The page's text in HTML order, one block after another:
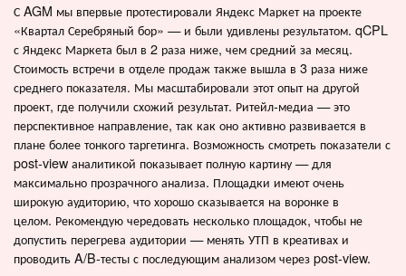
С AGM мы впервые протестировали Яндекс Маркет на проекте
«Квартал Серебряный бор» — и были удивлены результатом. qCPL
с Яндекс Маркета был в 2 раза ниже, чем средний за месяц.
Стоимость встречи в отделе продаж также вышла в 3 раза ниже
среднего показателя. Мы масштабировали этот опыт на другой
проект, где получили схожий результат. Ритейл-медиа — это
перспективное направление, так как оно активно развивается в
плане более тонкого таргетинга. Возможность смотреть показатели с
post-view аналитикой показывает полную картину — для
максимально прозрачного анализа. Площадки имеют очень
широкую аудиторию, что хорошо сказывается на воронке в
целом. Рекомендую чередовать несколько площадок, чтобы не
допустить перегрева аудитории — менять УТП в креативах и
проводить A/B-тесты с последующим анализом через post-view.